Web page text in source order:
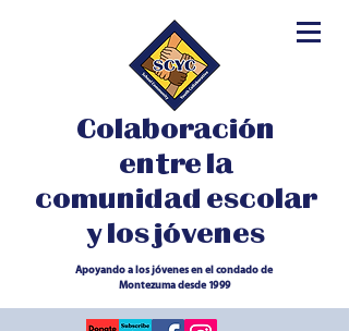
Colaboración
entre la
comunidad escolar
y los jóvenes
Apoyando a los jóvenes en el condado de
Montezuma desde 1999